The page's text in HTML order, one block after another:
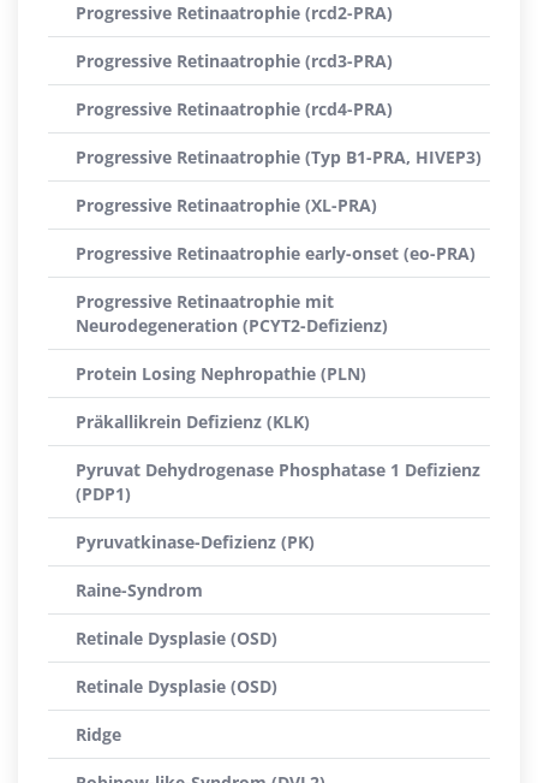
Progressive Retinaatrophie (rcd2-PRA)
Progressive Retinaatrophie (rcd3-PRA)
Progressive Retinaatrophie (rcd4-PRA)
Progressive Retinaatrophie (Typ B1-PRA, HIVEP3)
Progressive Retinaatrophie (XL-PRA)
Progressive Retinaatrophie early-onset (eo-PRA)
Progressive Retinaatrophie mit
Neurodegeneration (PCYT2-Defizienz)
Protein Losing Nephropathie (PLN)
Präkallikrein Defizienz (KLK)
Pyruvat Dehydrogenase Phosphatase 1 Defizienz
(PDP1)
Pyruvatkinase-Defizienz (PK)
Raine-Syndrom
Retinale Dysplasie (OSD)
Retinale Dysplasie (OSD)
Ridge